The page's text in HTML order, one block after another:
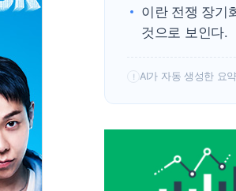
이란 전쟁 장기
것으로 보인다.
! AI가 자동 생성한 요